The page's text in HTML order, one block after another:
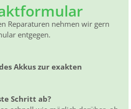
Reparaturen nehmen wir gern
entgegen.
Akkus zur exakten
Schritt ab?